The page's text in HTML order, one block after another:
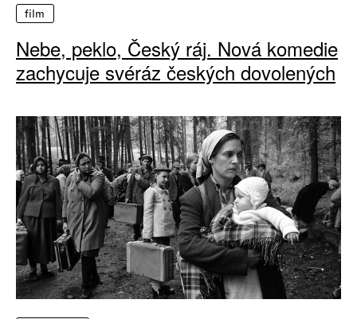
film
Nebe, peklo, Český ráj. Nová komedie
zachycuje svéráz českých dovolených